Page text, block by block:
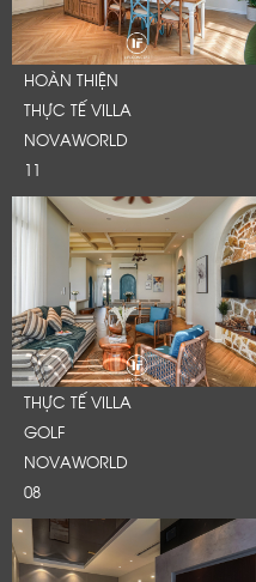
HOÀN THIỆN
THỰC TẾ VILLA
NOVAWORLD
11
THỰC TẾ VILLA
GOLF
NOVAWORLD
08
LỜI